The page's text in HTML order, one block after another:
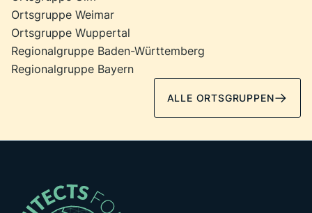
Ortsgruppe Weimar
Ortsgruppe Wuppertal
Regionalgruppe Baden-Württemberg
Regionalgruppe Bayern
ALLE ORTSGRUPPEN